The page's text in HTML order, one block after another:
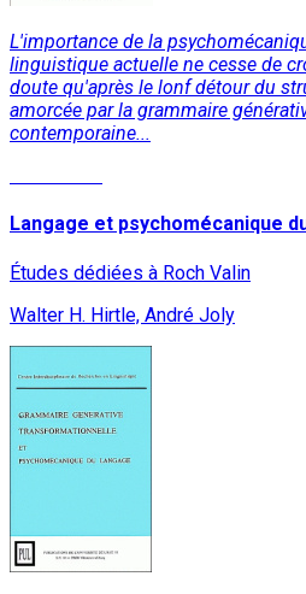
L'importance de la
linguistique actuelle ne cesse de
doute qu'après le lonf détour du
amorcée par la grammaire
contemporaine...
Langage et psychomécanique
Études dédiées à Roch Valin
Walter H. Hirtle, André Joly